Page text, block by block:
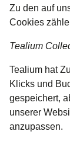
Zu den auf
Cookies
Tealium
Tealium hat
Klicks und
gespeichert,
unserer
anzupassen.